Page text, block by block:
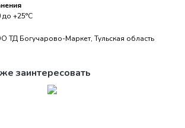
до +25°С
ТД Богучарово-Маркет, Тульская область
заинтересовать